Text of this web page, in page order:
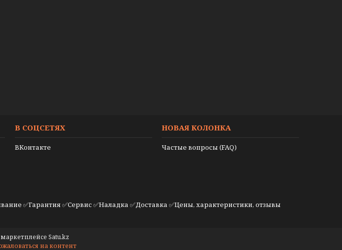
В СОЦСЕТЯХ
ВКонтакте
НОВАЯ КОЛОНКА
Частые вопросы (FAQ)
✅Гарантия ✅Сервис ✅Наладка ✅Доставка ✅Цены, характеристики, отзывы
Satu.kz
на контент